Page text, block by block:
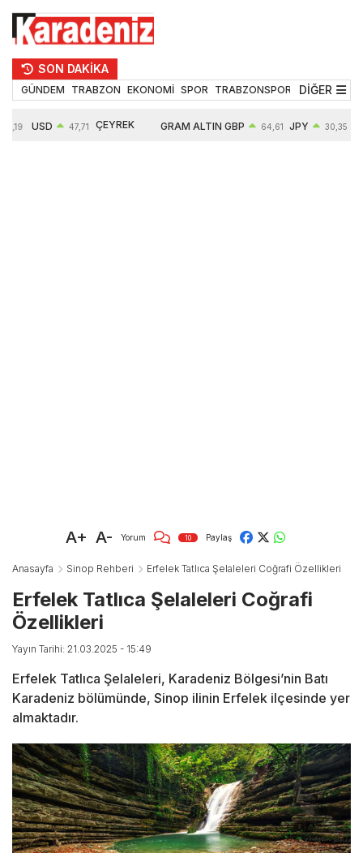
SON DAKİKA
GÜNDEM TRABZON EKONOMİ SPOR TRABZONSPOR TEKNOLOJİ
DİĞER
USD 47,71 ÇEYREK GRAM ALTIN GBP 64,61 JPY 30,35
A+ A- Yorum 10 Paylaş
Anasayfa Sinop Rehberi Erfelek Tatlıca Şelaleleri Coğrafi Özellikleri
Erfelek Tatlıca Şelaleleri Coğrafi
Özellikleri
Yayın Tarihi: 21.03.2025 - 15:49
Erfelek Tatlıca Şelaleleri, Karadeniz Bölgesi’nin Batı
Karadeniz bölümünde, Sinop ilinin Erfelek ilçesinde yer
almaktadır.